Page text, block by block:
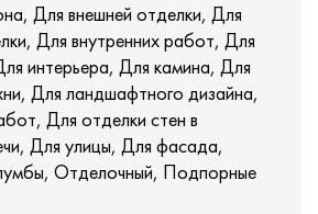
Для внешней отделки, Для
Для внутренних работ, Для
интерьера, Для камина, Для
Для ландшафтного дизайна,
Для отделки стен в
Для улицы, Для фасада,
Отделочный, Подпорные